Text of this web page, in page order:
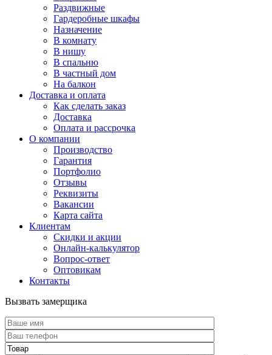
Раздвижные
Гардеробные шкафы
Назначение
В комнату
В нишу
В спальню
В частный дом
На балкон
Доставка и оплата
Как сделать заказ
Доставка
Оплата и рассрочка
О компании
Производство
Гарантия
Портфолио
Отзывы
Реквизиты
Вакансии
Карта сайта
Клиентам
Скидки и акции
Онлайн-калькулятор
Вопрос-ответ
Оптовикам
Контакты
Вызвать замерщика